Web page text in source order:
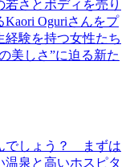
さとボディを売り
Oguriさんをプ
経験を持つ女性たち
美しさ”に迫る新た
でしょう？ まずは
泉と高いホスピタ